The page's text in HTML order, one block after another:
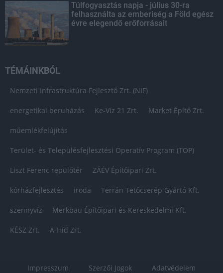
Túlfogyasztás napja - július 30-ra
felhasználta az emberiség a Föld egész
évre elegendő erőforrásait
TÉMÁINKBÓL
Nemzeti Infrastruktúra Fejlesztő Zrt. (NIF)
energetikai beruházás Ke-Víz 21 Zrt. Market Építő Zrt.
műemlékfelújítás
Terület- és Településfejlesztési Operatív Program (TOP)
Liszt Ferenc repülőtér ZÁÉV Építőipari Zrt.
kórházfejlesztés iroda Terrán Tetőcserép Gyártó Kft.
szennyvíz Merkbau Építőipari és Kereskedelmi Kft.
KÉSZ Zrt. A-Híd Zrt.
Impresszum Szerzői Jogok Adatvédelem